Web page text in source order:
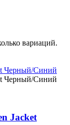
вариаций.
Jacket